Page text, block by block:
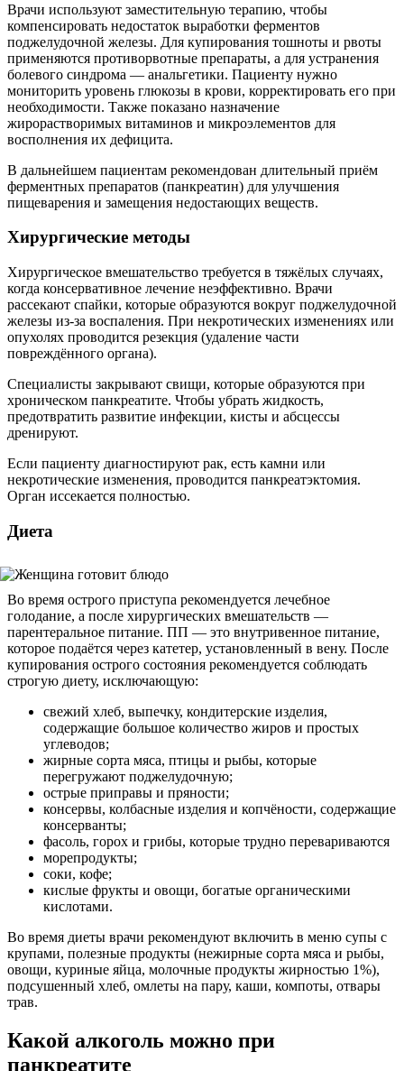
Врачи используют заместительную терапию, чтобы
компенсировать недостаток выработки ферментов
поджелудочной железы. Для купирования тошноты и рвоты
применяются противорвотные препараты, а для устранения
болевого синдрома — анальгетики. Пациенту нужно
мониторить уровень глюкозы в крови, корректировать его при
необходимости. Также показано назначение
жирорастворимых витаминов и микроэлементов для
восполнения их дефицита.
В дальнейшем пациентам рекомендован длительный приём
ферментных препаратов (панкреатин) для улучшения
пищеварения и замещения недостающих веществ.
Хирургические методы
Хирургическое вмешательство требуется в тяжёлых случаях,
когда консервативное лечение неэффективно. Врачи
рассекают спайки, которые образуются вокруг поджелудочной
железы из-за воспаления. При некротических изменениях или
опухолях проводится резекция (удаление части
повреждённого органа).
Специалисты закрывают свищи, которые образуются при
хроническом панкреатите. Чтобы убрать жидкость,
предотвратить развитие инфекции, кисты и абсцессы
дренируют.
Если пациенту диагностируют рак, есть камни или
некротические изменения, проводится панкреатэктомия.
Орган иссекается полностью.
Диета
Во время острого приступа рекомендуется лечебное
голодание, а после хирургических вмешательств —
парентеральное питание. ПП — это внутривенное питание,
которое подаётся через катетер, установленный в вену. После
купирования острого состояния рекомендуется соблюдать
строгую диету, исключающую:
свежий хлеб, выпечку, кондитерские изделия,
содержащие большое количество жиров и простых
углеводов;
жирные сорта мяса, птицы и рыбы, которые
перегружают поджелудочную;
острые приправы и пряности;
консервы, колбасные изделия и копчёности, содержащие
консерванты;
фасоль, горох и грибы, которые трудно перевариваются
морепродукты;
соки, кофе;
кислые фрукты и овощи, богатые органическими
кислотами.
Во время диеты врачи рекомендуют включить в меню супы с
крупами, полезные продукты (нежирные сорта мяса и рыбы,
овощи, куриные яйца, молочные продукты жирностью 1%),
подсушенный хлеб, омлеты на пару, каши, компоты, отвары
трав.
Какой алкоголь можно при
панкреатите